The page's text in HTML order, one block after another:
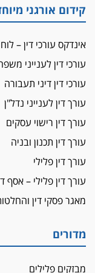
מאסר לעורך
פיקטיביות בשם
על המידתיות
ביה"ד
עורכת-דין שהביעה
אשם
עו"ד הלל
ההסדר: 7-9 שנות מאסר
דין ומקרקעין
עורך דין
תובעת
שנחשף
לא בכל יום
קידום אורגני
אינדקס עורכי דין –
עורכי דין לענייני
עורכי דין דיני תעבורה
עורך דין לענייני נדל"ן
עורך דין רישוי עסקים
עורך דין תכנון ובניה
עורך דין פלילי
עורך דין פלילי – אסף
מאגר פסקי דין
מדורים
מבזקים פלילים